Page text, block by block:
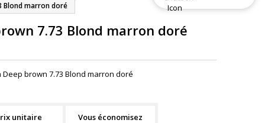
Blond marron doré
7.73 Blond marron doré
brown 7.73 Blond marron doré
unitaire Vous économisez